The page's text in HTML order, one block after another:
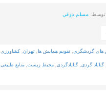
توسط: مسلم ذوقی
های گردشگری تقویم همایش ها تهران کشاورزی
گناباد گردی گنابادگردی محیط زیست منابع طبیعی